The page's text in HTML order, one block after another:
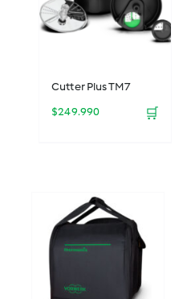
Cutter Plus TM7
$249.990 🛒